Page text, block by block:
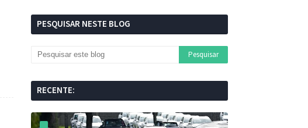
PESQUISAR NESTE BLOG
RECENTE: